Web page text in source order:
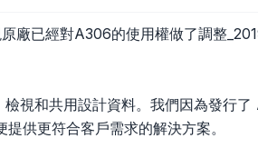
廠已經對A306的使用權做了調整
視和共用設計資料。我們因為發行
供更符合客戶需求的解決方案。